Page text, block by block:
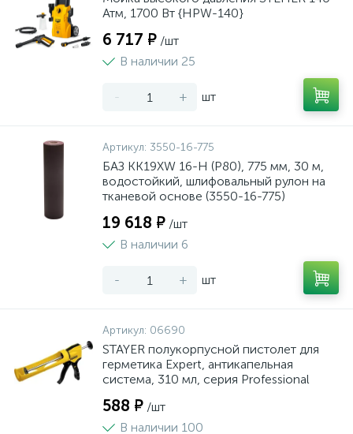
Атм, 1700 Вт {HPW-140}
6 717 ₽ /шт
В наличии 25
- + шт
Артикул: 3550-16-775
БАЗ KK19XW 16-H (Р80), 775 мм, 30 м,
водостойкий, шлифовальный рулон на
тканевой основе (3550-16-775)
19 618 ₽ /шт
В наличии 6
- + шт
Артикул: 06690
STAYER полукорпусной пистолет для
герметика Expert, антикапельная
система, 310 мл, серия Professional
588 ₽ /шт
В наличии 100